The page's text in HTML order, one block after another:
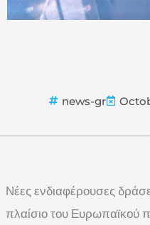
news-gr
Νέες ενδιαφέρουσες
πλαίσιο του